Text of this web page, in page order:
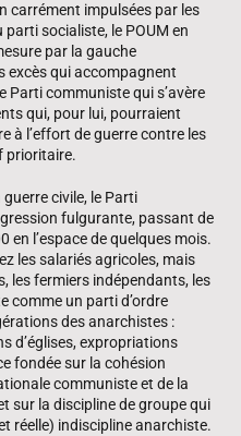
carrément impulsées par les
socialiste, le POUM en
par la gauche
excès qui accompagnent
Parti communiste qui s’avère
qui, pour lui, pourraient
à l’effort de guerre contre les
prioritaire.
civile, le Parti
fulgurante, passant de
en l’espace de quelques mois.
les salariés agricoles, mais
les fermiers indépendants, les
comme un parti d’ordre
des anarchistes :
d’églises, expropriations
fondée sur la cohésion
communiste et de la
sur la discipline de groupe qui
réelle) indiscipline anarchiste.